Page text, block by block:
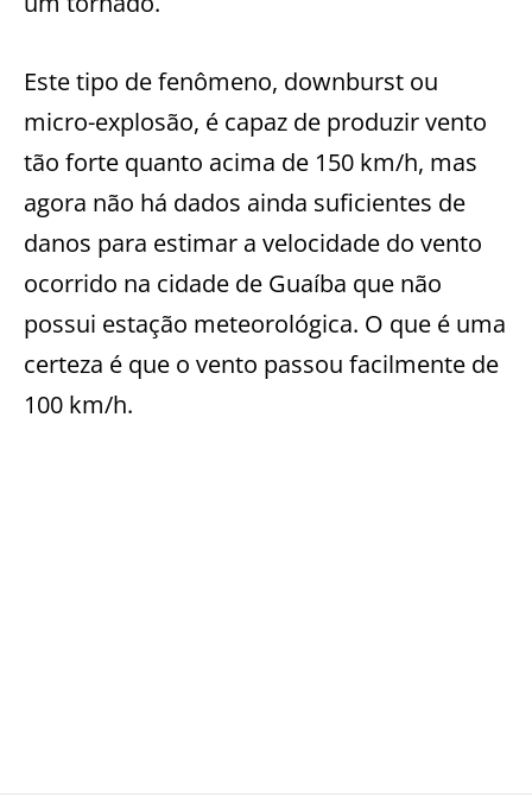
Este tipo de fenômeno, downburst ou
micro-explosão, é capaz de produzir vento
tão forte quanto acima de 150 km/h, mas
agora não há dados ainda suficientes de
danos para estimar a velocidade do vento
ocorrido na cidade de Guaíba que não
possui estação meteorológica. O que é uma
certeza é que o vento passou facilmente de
100 km/h.